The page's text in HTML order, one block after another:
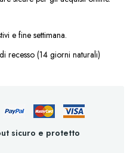
e fine settimana.
recesso (14 giorni naturali)
sicuro e protetto